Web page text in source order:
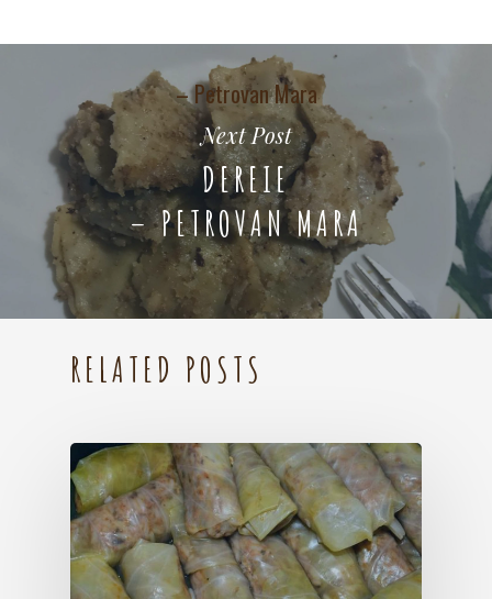
Next Post
DEREIE
– PETROVAN MARA
– Petrovan Mara
RELATED POSTS